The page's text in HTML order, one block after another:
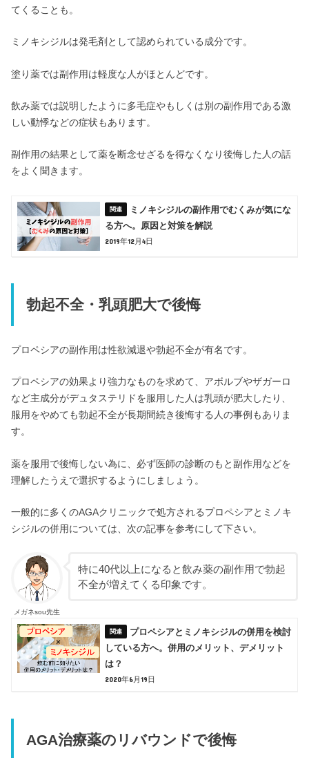
てくることも。
ミノキシジルは発毛剤として認められている成分です。
塗り薬では副作用は軽度な人がほとんどです。
飲み薬では説明したように多毛症やもしくは別の副作用である激
しい動悸などの症状もあります。
副作用の結果として薬を断念せざるを得なくなり後悔した人の話
をよく聞きます。
ミノキシジルの副作用でむくみが気にな
る方へ。原因と対策を解説
2019年12月4日
勃起不全・乳頭肥大で後悔
プロペシアの副作用は性欲減退や勃起不全が有名です。
プロペシアの効果より強力なものを求めて、アボルブやザガーロ
など主成分がデュタステリドを服用した人は乳頭が肥大したり、
服用をやめても勃起不全が長期間続き後悔する人の事例もありま
す。
薬を服用で後悔しない為に、必ず医師の診断のもと副作用などを
理解したうえで選択するようにしましょう。
一般的に多くのAGAクリニックで処方されるプロペシアとミノキ
シジルの併用については、次の記事を参考にして下さい。
メガネsou先生
特に40代以上になると飲み薬の副作用で勃起
不全が増えてくる印象です。
プロペシアとミノキシジルの併用を検討
している方へ。併用のメリット、デメリット
は？
2020年6月19日
AGA治療薬のリバウンドで後悔